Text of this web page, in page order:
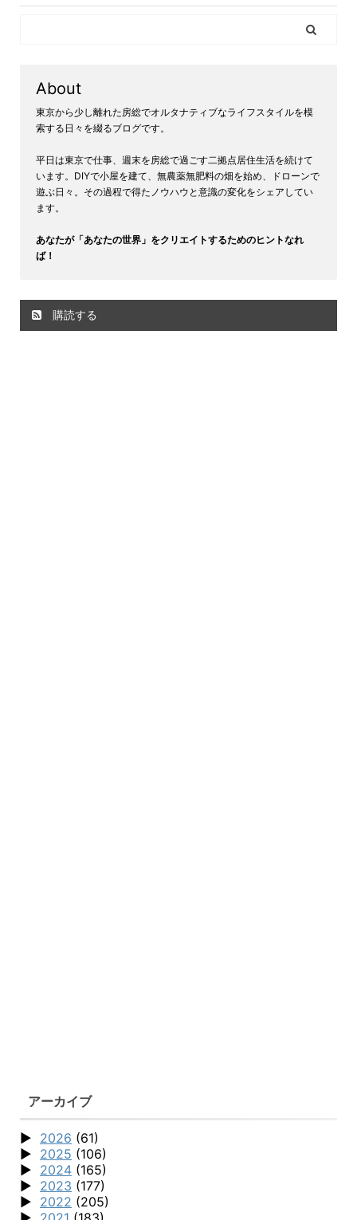
About
東京から少し離れた房総でオルタナティブなライフスタイルを模
索する日々を綴るブログです。
平日は東京で仕事、週末を房総で過ごす二拠点居住生活を続けて
います。DIYで小屋を建て、無農薬無肥料の畑を始め、ドローンで
遊ぶ日々。その過程で得たノウハウと意識の変化をシェアしてい
ます。
あなたが「あなたの世界」をクリエイトするためのヒントなれ
ば！
購読する
アーカイブ
2026 (61)
2025 (106)
2024 (165)
2023 (177)
2022 (205)